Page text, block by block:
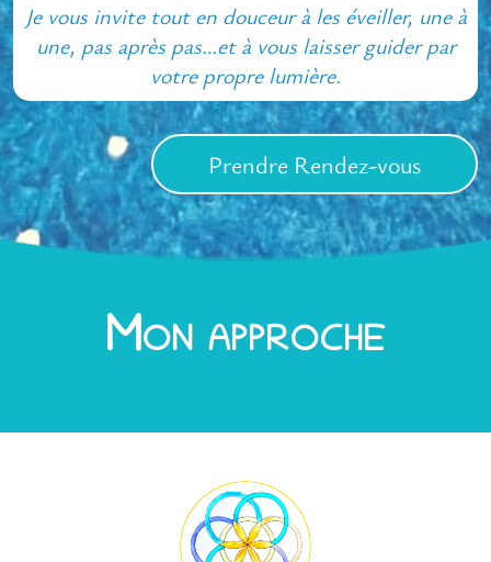
Je vous invite tout en douceur à les éveiller, une à
une, pas après pas…et à vous laisser guider par
votre propre lumière.
Prendre Rendez-vous
Mon approche